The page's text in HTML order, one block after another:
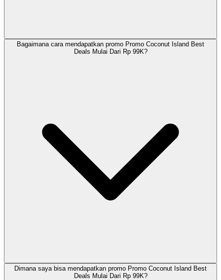
Bagaimana cara mendapatkan promo Promo Coconut Island Best
Deals Mulai Dari Rp 99K?
Dimana saya bisa mendapatkan promo Promo Coconut Island Best
Deals Mulai Dari Rp 99K?